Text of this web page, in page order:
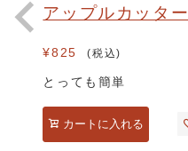
アップルカッター
¥825 税込
とっても簡単
カートに入れる